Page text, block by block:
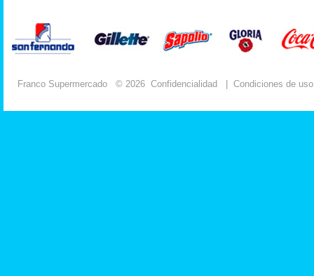
Franco Supermercado © 2026 Confidencialidad Condiciones de uso